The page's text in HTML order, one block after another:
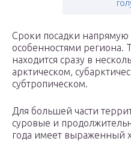
Сроки посадки напрямую
особенностями региона.
находится сразу в
арктическом,
субтропическом.
Для большей части
суровые и
года имеет выраженный